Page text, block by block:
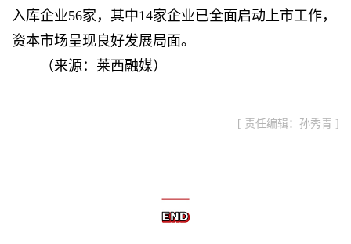
入库企业56家，其中14家企业已全面启动上市工作，
资本市场呈现良好发展局面。
（来源：莱西融媒）
[ 责任编辑：孙秀青 ]